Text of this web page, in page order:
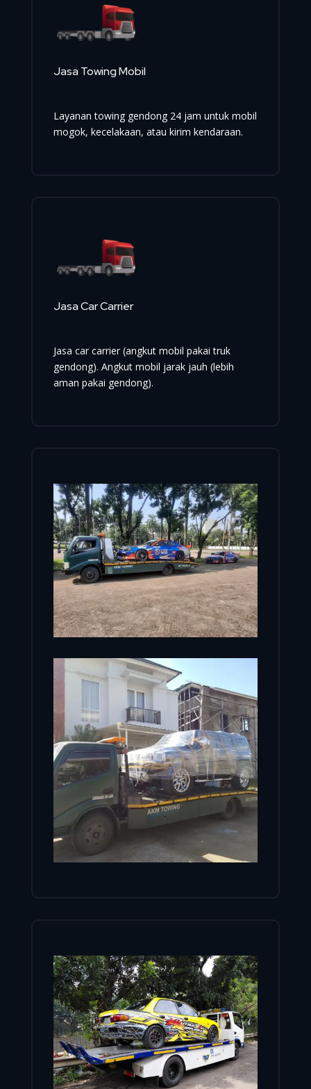
Jasa Towing Mobil
Layanan towing gendong 24 jam untuk mobil
mogok, kecelakaan, atau kirim kendaraan.
Jasa Car Carrier
Jasa car carrier (angkut mobil pakai truk
gendong). Angkut mobil jarak jauh (lebih
aman pakai gendong).